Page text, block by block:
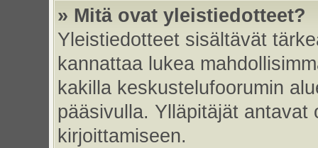
» Mitä ovat yleistiedotteet?
Yleistiedotteet sisältävät
kannattaa lukea
kakilla keskustelufoorumin
pääsivulla. Ylläpitäjät antavat
kirjoittamiseen.